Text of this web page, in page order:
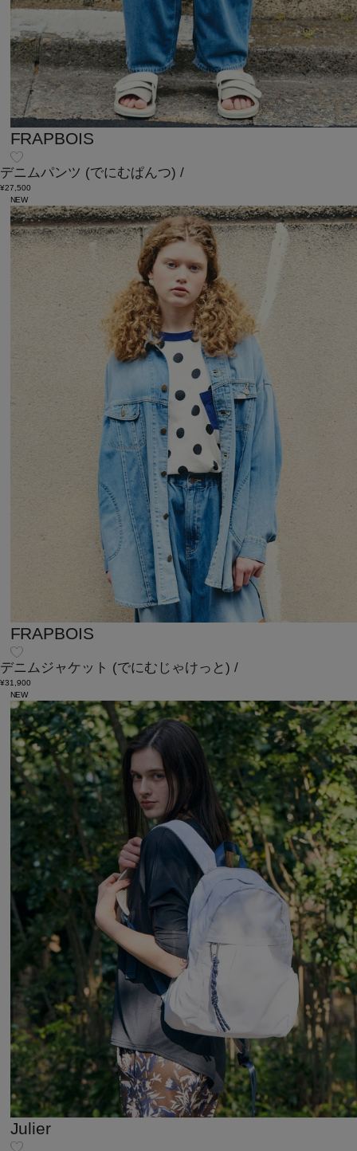
FRAPBOIS
デニムパンツ (でにむぱんつ) /
¥27,500
NEW
FRAPBOIS
デニムジャケット (でにむじゃけっと) /
¥31,900
NEW
Julier